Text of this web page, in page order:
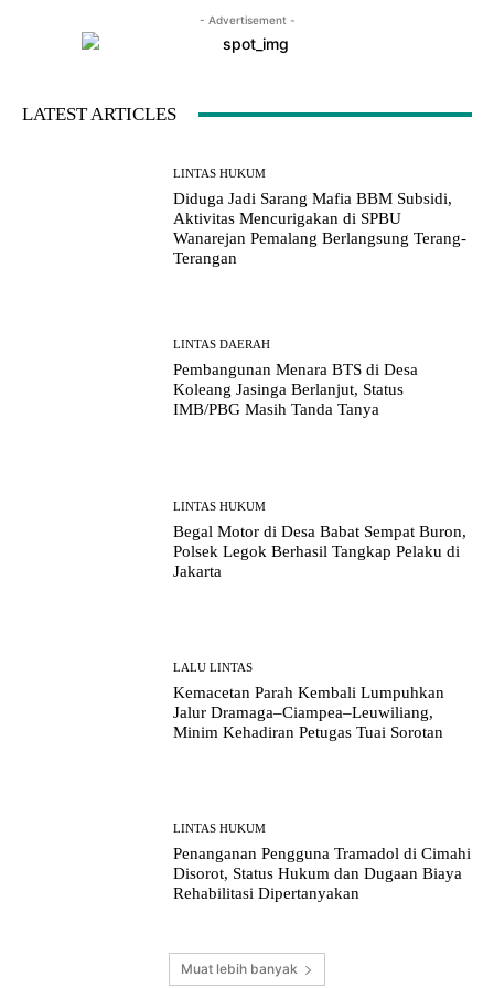
- Advertisement -
LATEST ARTICLES
LINTAS HUKUM
Diduga Jadi Sarang Mafia BBM Subsidi,
Aktivitas Mencurigakan di SPBU
Wanarejan Pemalang Berlangsung Terang-
Terangan
LINTAS DAERAH
Pembangunan Menara BTS di Desa
Koleang Jasinga Berlanjut, Status
IMB/PBG Masih Tanda Tanya
LINTAS HUKUM
Begal Motor di Desa Babat Sempat Buron,
Polsek Legok Berhasil Tangkap Pelaku di
Jakarta
LALU LINTAS
Kemacetan Parah Kembali Lumpuhkan
Jalur Dramaga–Ciampea–Leuwiliang,
Minim Kehadiran Petugas Tuai Sorotan
LINTAS HUKUM
Penanganan Pengguna Tramadol di Cimahi
Disorot, Status Hukum dan Dugaan Biaya
Rehabilitasi Dipertanyakan
Muat lebih banyak